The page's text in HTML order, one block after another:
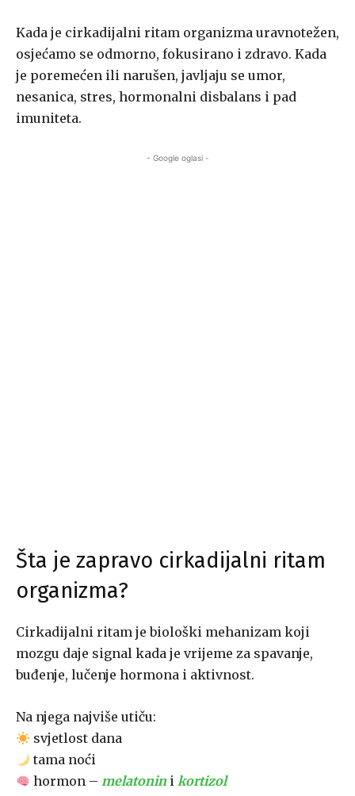
Kada je cirkadijalni ritam organizma uravnotežen,
osjećamo se odmorno, fokusirano i zdravo. Kada
je poremećen ili narušen, javljaju se umor,
nesanica, stres, hormonalni disbalans i pad
imuniteta.
- Google oglasi -
Šta je zapravo cirkadijalni ritam
organizma?
Cirkadijalni ritam je biološki mehanizam koji
mozgu daje signal kada je vrijeme za spavanje,
buđenje, lučenje hormona i aktivnost.
Na njega najviše utiču:
svjetlost dana
tama noći
hormon –melatoninikortizol